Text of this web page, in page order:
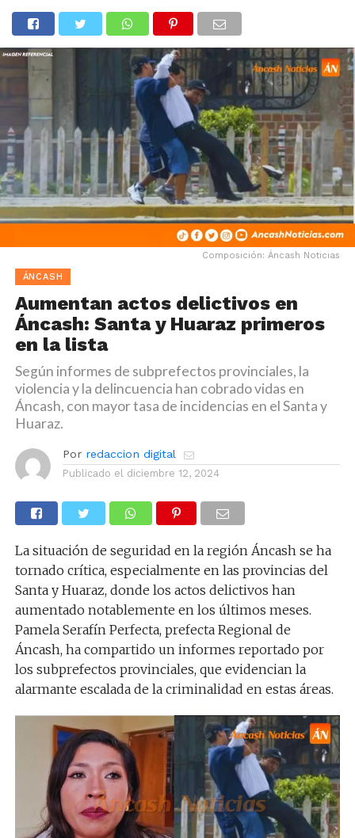
Composición: Áncash Noticias
ÁNCASH
Aumentan actos delictivos en
Áncash: Santa y Huaraz primeros
en la lista
Según informes de subprefectos provinciales, la
violencia y la delincuencia han cobrado vidas en
Áncash, con mayor tasa de incidencias en el Santa y
Huaraz.
Por redaccion digital
Publicado el diciembre 12, 2024
La situación de seguridad en la región Áncash se ha
tornado crítica, especialmente en las provincias del
Santa y Huaraz, donde los actos delictivos han
aumentado notablemente en los últimos meses.
Pamela Serafín Perfecta, prefecta Regional de
Áncash, ha compartido un informes reportado por
los subprefectos provinciales, que evidencian la
alarmante escalada de la criminalidad en estas áreas.